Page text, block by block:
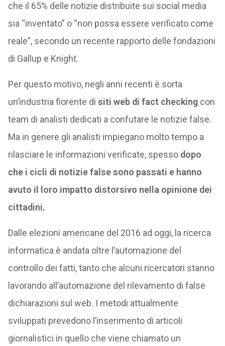
che il 65% delle notizie distribuite sui social media
sia “inventato” o “non possa essere verificato come
reale”, secondo un recente rapporto delle fondazioni
di Gallup e Knight.
Per questo motivo, negli anni recenti è sorta
un’industria fiorente di siti web di fact checkingcon
team di analisti dedicati a confutare le notizie false.
Ma in genere gli analisti impiegano molto tempo a
rilasciare le informazioni verificate, spessodopo
che i cicli di notizie false sono passati e hanno
avuto il loro impatto distorsivo nella opinione dei
cittadini.
Dalle elezioni americane del 2016 ad oggi, la ricerca
informatica è andata oltre l’automazione del
controllo dei fatti, tanto che alcuni ricercatori stanno
lavorando all’automazione del rilevamento di false
dichiarazioni sul web. I metodi attualmente
sviluppati prevedono l’inserimento di articoli
giornalistici in quello che viene chiamato un